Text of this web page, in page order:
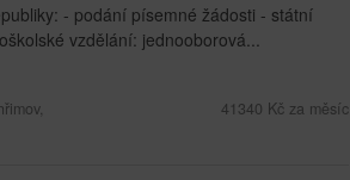
- podání písemné žádosti - státní
vzdělání: jednooborová...
41340 Kč za měsíc